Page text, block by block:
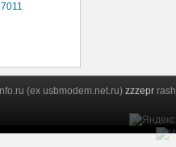
(ex usbmodem.net.ru) zzzepr